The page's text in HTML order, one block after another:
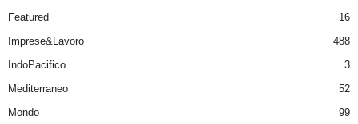
Featured
16
Imprese&Lavoro
488
IndoPacifico
3
Mediterraneo
52
Mondo
99